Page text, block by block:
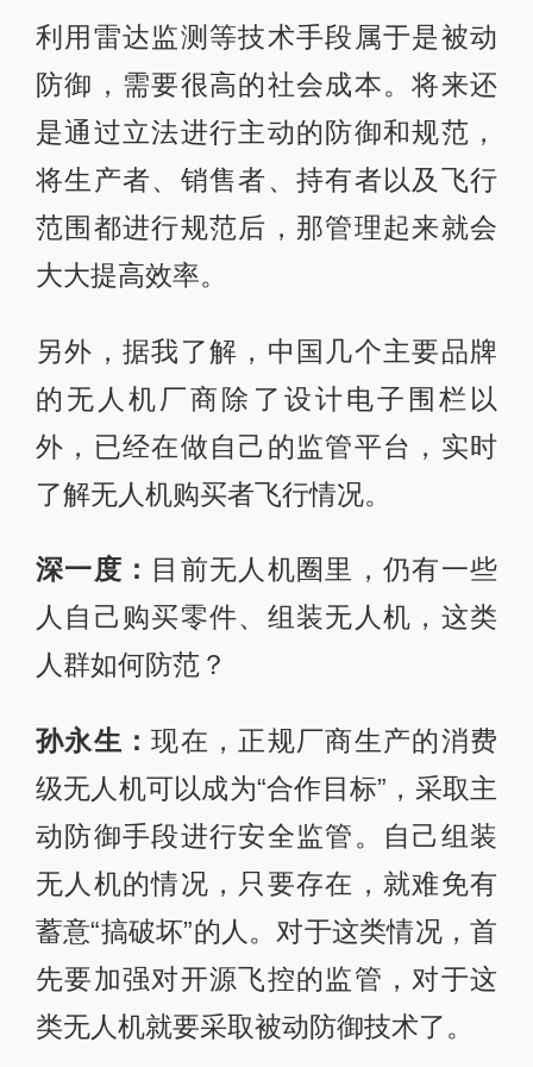
利用雷达监测等技术手段属于是被动
防御，需要很高的社会成本。将来还
是通过立法进行主动的防御和规范，
将生产者、销售者、持有者以及飞行
范围都进行规范后，那管理起来就会
大大提高效率。
另外，据我了解，中国几个主要品牌
的无人机厂商除了设计电子围栏以
外，已经在做自己的监管平台，实时
了解无人机购买者飞行情况。
深一度： 目前无人机圈里，仍有一些
人自己购买零件、组装无人机，这类
人群如何防范？
孙永生：现在，正规厂商生产的消费
级无人机可以成为“合作目标”，采取主
动防御手段进行安全监管。自己组装
无人机的情况，只要存在，就难免有
蓄意“搞破坏”的人。对于这类情况，首
先要加强对开源飞控的监管，对于这
类无人机就要采取被动防御技术了。